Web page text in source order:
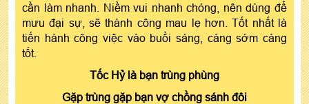
cần làm nhanh. Niềm vui nhanh chóng, nên dùng để
mưu đại sự, sẽ thành công mau lẹ hơn. Tốt nhất là
tiến hành công việc vào buổi sáng, càng sớm càng
tốt.
Tốc Hỷ là bạn trùng phùng
Gặp trùng gặp bạn vợ chồng sánh đôi